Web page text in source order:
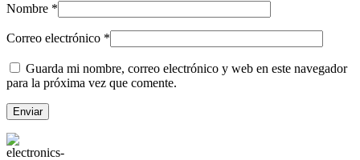
Nombre *
Correo electrónico *
Guarda mi nombre, correo electrónico y web en este navegador
para la próxima vez que comente.